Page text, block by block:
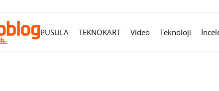
PUSULA TEKNOKART Video Teknoloji